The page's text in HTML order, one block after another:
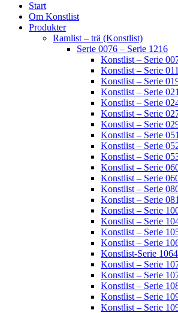
Start
Om Konstlist
Produkter
Ramlist – trä (Konstlist)
Serie 0076 – Serie 1216
Konstlist – Serie
Konstlist – Serie 011
Konstlist – Serie
Konstlist – Serie 021
Konstlist – Serie
Konstlist – Serie
Konstlist – Serie
Konstlist – Serie 051
Konstlist – Serie
Konstlist – Serie
Konstlist – Serie
Konstlist – Serie
Konstlist – Serie
Konstlist – Serie 081
Konstlist – Serie
Konstlist – Serie
Konstlist – Serie
Konstlist – Serie
Konstlist-Serie
Konstlist – Serie
Konstlist – Serie
Konstlist – Serie
Konstlist – Serie
Konstlist – Serie